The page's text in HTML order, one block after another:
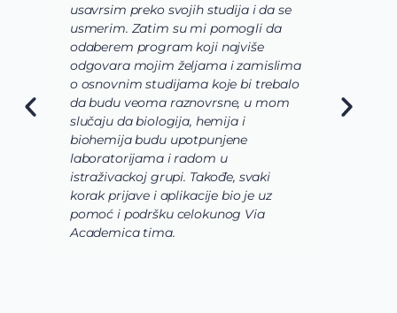
usavrsim preko svojih studija i da se
usmerim. Zatim su mi pomogli da
odaberem program koji najviše
odgovara mojim željama i zamislima
o osnovnim studijama koje bi trebalo
da budu veoma raznovrsne, u mom
slučaju da biologija, hemija i
biohemija budu upotpunjene
laboratorijama i radom u
istraživackoj grupi. Takođe, svaki
korak prijave i aplikacije bio je uz
pomoć i podršku celokunog Via
Academica tima.